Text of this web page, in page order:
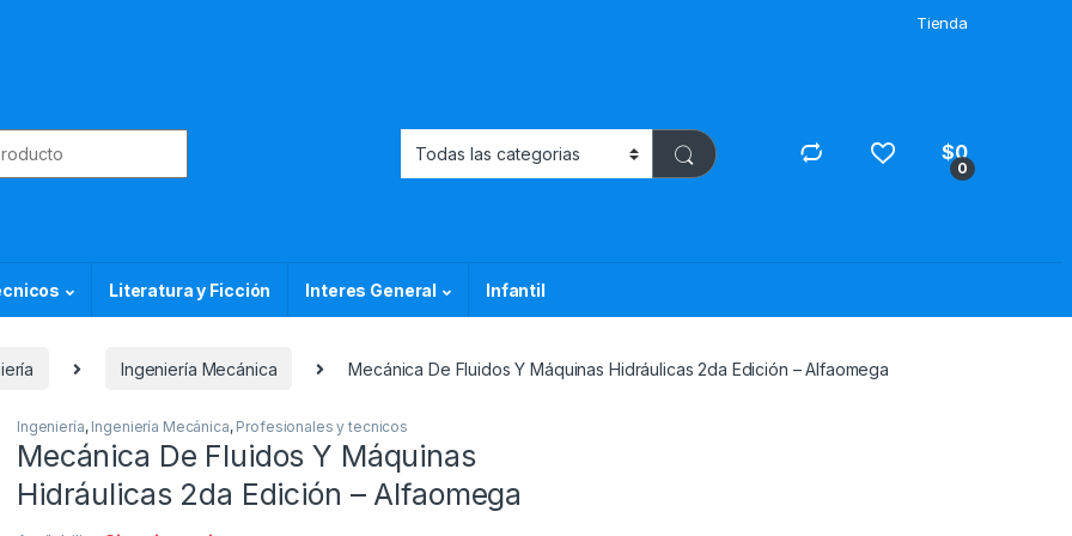
Tienda
0
$0
Literatura y Ficción Interes General Infantil
Ingeniería Mecánica Mecánica De Fluidos Y Máquinas Hidráulicas 2da Edición – Alfaomega
Ingeniería, Ingeniería Mecánica, Profesionales y tecnicos
Mecánica De Fluidos Y Máquinas
Hidráulicas 2da Edición – Alfaomega